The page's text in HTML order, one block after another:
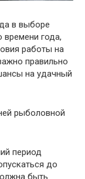
в выборе
времени года,
работы на
правильно
на удачный
рыболовной
период
до